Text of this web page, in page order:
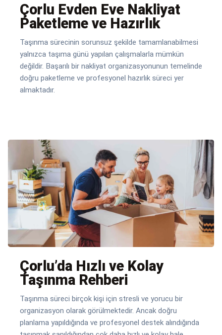
Çorlu Evden Eve Nakliyat
Paketleme ve Hazırlık
Taşınma sürecinin sorunsuz şekilde tamamlanabilmesi
yalnızca taşıma günü yapılan çalışmalarla mümkün
değildir. Başarılı bir nakliyat organizasyonunun temelinde
doğru paketleme ve profesyonel hazırlık süreci yer
almaktadır.
Çorlu’da Hızlı ve Kolay
Taşınma Rehberi
Taşınma süreci birçok kişi için stresli ve yorucu bir
organizasyon olarak görülmektedir. Ancak doğru
planlama yapıldığında ve profesyonel destek alındığında